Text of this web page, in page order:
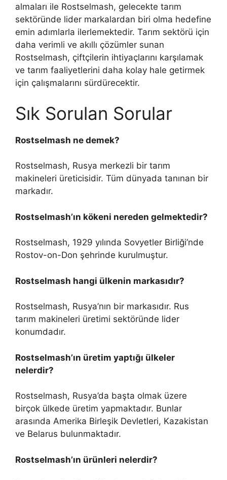
almaları ile Rostselmash, gelecekte tarım
sektöründe lider markalardan biri olma hedefine
emin adımlarla ilerlemektedir. Tarım sektörü için
daha verimli ve akıllı çözümler sunan
Rostselmash, çiftçilerin ihtiyaçlarını karşılamak
ve tarım faaliyetlerini daha kolay hale getirmek
için çalışmalarını sürdürecektir.
Sık Sorulan Sorular
Rostselmash ne demek?
Rostselmash, Rusya merkezli bir tarım
makineleri üreticisidir. Tüm dünyada tanınan bir
markadır.
Rostselmash’ın kökeni nereden gelmektedir?
Rostselmash, 1929 yılında Sovyetler Birliği’nde
Rostov-on-Don şehrinde kurulmuştur.
Rostselmash hangi ülkenin markasıdır?
Rostselmash, Rusya’nın bir markasıdır. Rus
tarım makineleri üretimi sektöründe lider
konumdadır.
Rostselmash’ın üretim yaptığı ülkeler
nelerdir?
Rostselmash, Rusya’da başta olmak üzere
birçok ülkede üretim yapmaktadır. Bunlar
arasında Amerika Birleşik Devletleri, Kazakistan
ve Belarus bulunmaktadır.
Rostselmash’ın ürünleri nelerdir?